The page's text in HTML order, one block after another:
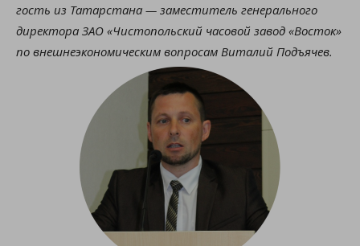
гость из Татарстана — заместитель генерального
директора ЗАО «Чистопольский часовой завод «Восток»
по внешнеэкономическим вопросам Виталий Подъячев.